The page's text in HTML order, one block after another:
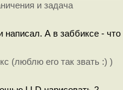
и задача
написал. А в заббиксе - что
(люблю его так звать :) )